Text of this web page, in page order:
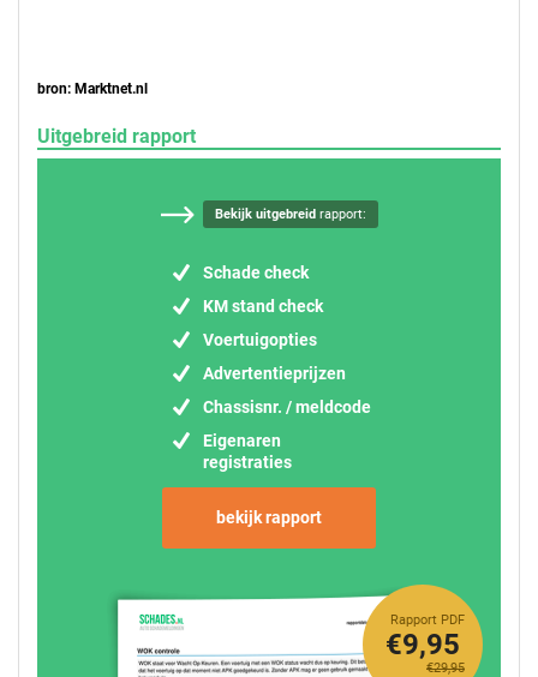
bron: Marktnet.nl
Uitgebreid rapport
Bekijk uitgebreidrapport:
Schade check
KM stand check
Voertuigopties
Advertentieprijzen
Chassisnr. / meldcode
Eigenaren
registraties
bekijk rapport
Rapport PDF
€29,95
€9,95